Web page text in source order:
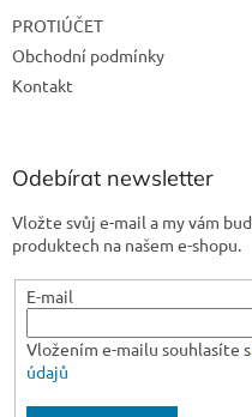
PROTIÚČET
Obchodní podmínky
Kontakt
Odebírat newsletter
Vložte svůj e-mail a my vám
produktech na našem e-shopu.
E-mail
Vložením e-mailu souhlasíte s
údajů